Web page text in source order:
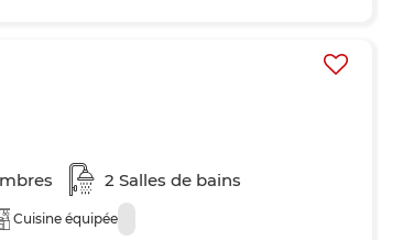
2 Salles de bains
Cuisine équipée